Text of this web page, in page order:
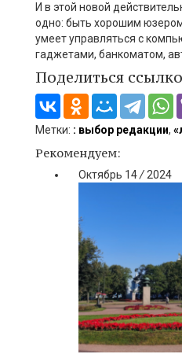
И в этой новой
одно: быть хорошим
умеет управляться с
гаджетами, банкоматом,
Поделиться
Метки: : выбор редакции,
Рекомендуем:
Октябрь 14/ 2024